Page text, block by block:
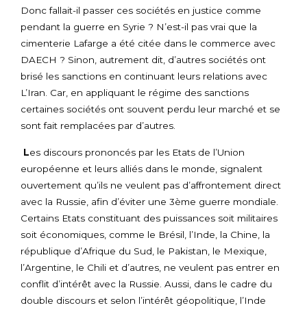
Donc fallait-il passer ces sociétés en justice comme
pendant la guerre en Syrie ? N’est-il pas vrai que la
cimenterie Lafarge a été citée dans le commerce avec
DAECH ? Sinon, autrement dit, d’autres sociétés ont
brisé les sanctions en continuant leurs relations avec
L’Iran. Car, en appliquant le régime des sanctions
certaines sociétés ont souvent perdu leur marché et se
sont fait remplacées par d’autres.
Les discours prononcés par les Etats de l’Union
européenne et leurs alliés dans le monde, signalent
ouvertement qu’ils ne veulent pas d’affrontement direct
avec la Russie, afin d’éviter une 3ème guerre mondiale.
Certains Etats constituant des puissances soit militaires
soit économiques, comme le Brésil, l’Inde, la Chine, la
république d’Afrique du Sud, le Pakistan, le Mexique,
l’Argentine, le Chili et d’autres, ne veulent pas entrer en
conflit d’intérêt avec la Russie. Aussi, dans le cadre du
double discours et selon l’intérêt géopolitique, l’Inde